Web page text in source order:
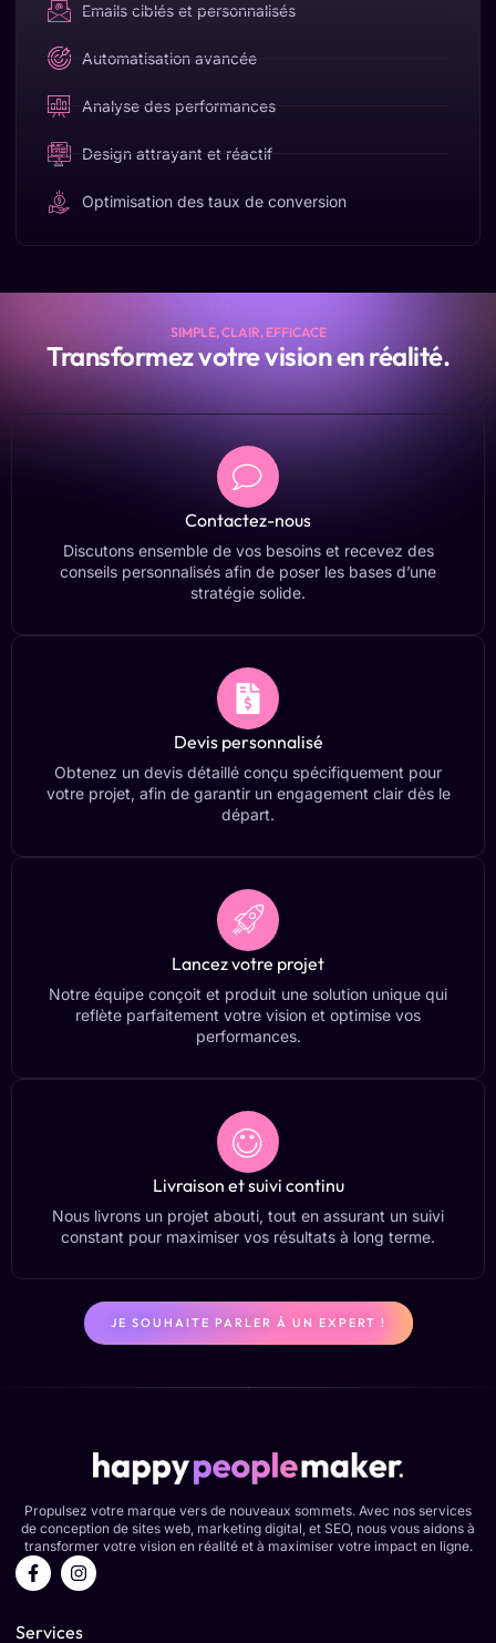
Emails ciblés et personnalisés
Automatisation avancée
Analyse des performances
Design attrayant et réactif
Optimisation des taux de conversion
SIMPLE, CLAIR, EFFICACE
Transformez votre vision en réalité.
Contactez-nous
Discutons ensemble de vos besoins et recevez des
conseils personnalisés afin de poser les bases d’une
stratégie solide.
Devis personnalisé
Obtenez un devis détaillé conçu spécifiquement pour
votre projet, afin de garantir un engagement clair dès le
départ.
Lancez votre projet
Notre équipe conçoit et produit une solution unique qui
reflète parfaitement votre vision et optimise vos
performances.
Livraison et suivi continu
Nous livrons un projet abouti, tout en assurant un suivi
constant pour maximiser vos résultats à long terme.
JE SOUHAITE PARLER À UN EXPERT !
Propulsez votre marque vers de nouveaux sommets. Avec nos services
de conception de sites web, marketing digital, et SEO, nous vous aidons à
transformer votre vision en réalité et à maximiser votre impact en ligne.
F
a
c
b
I
n
s
a
Services